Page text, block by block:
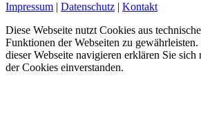
Impressum | Datenschutz | Kontakt
Diese Webseite nutzt Cookies aus
Funktionen der Webseiten zu
dieser Webseite navigieren erklären Sie
der Cookies einverstanden.